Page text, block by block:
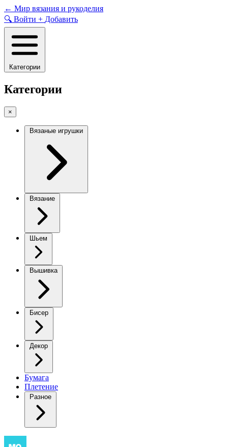
Skip
to
content
← Мир вязания и рукоделия
🔍 Войти + Добавить
Категории
Категории
×
Вязаные игрушки
Вязание
Шьем
Вышивка
Бисер
Декор
Бумага
Плетение
Разное